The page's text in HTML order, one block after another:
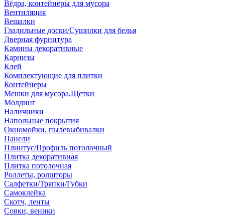
Вёдра, контейнеры для мусора
Вентиляция
Вешалки
Гладильные доски/Сушилки для белья
Дверная фурнитура
Камины декоративные
Карнизы
Клей
Комплектующие для плитки
Контейнеры
Мешки для мусора,Щетки
Молдинг
Наличники
Напольные покрытия
Окномойки, пылевыбивалки
Панели
Плинтус/Профиль потолочный
Плитка декоративная
Плитка потолочная
Роллеты, ролшторы
Салфетки/Тряпки/Губки
Самоклейка
Скотч, ленты
Совки, веники